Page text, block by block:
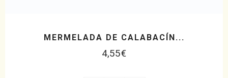
MERMELADA DE CALABACÍN...
4,55€